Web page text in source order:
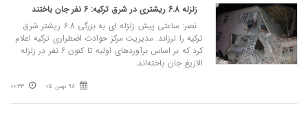
زلزله 6.8 ریشتری در شرق ترکیه: 6 نفر جان باختند
نصر: ساعتی پیش زلزله ای به بزرگی 6.8 ریشتر شرق
ترکیه را لرزاند. مدیریت مرکز حوادث اضطراری ترکیه اعلام
کرد که بر اساس برآوردهای اولیه تا کنون 6 نفر در زلزله
الازیغ جان باخته‌اند.
98 بهمن 05 00:33